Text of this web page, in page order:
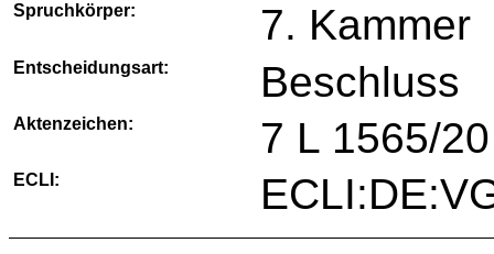
Spruchkörper: 7. Kammer
Entscheidungsart: Beschluss
Aktenzeichen: 7 L 1565/20
ECLI: